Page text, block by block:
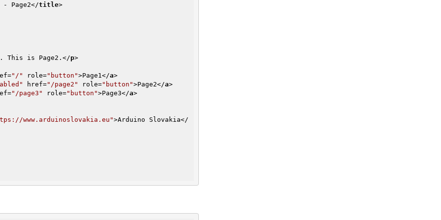
- Page2</title>
This is Page2. </p>
="/" role="button">Page1</a>
href="/page2" role="button">Page2</a>
="/page3" role="button">Page3</a>
www.arduinoslovakia.eu">Arduino Slovakia</